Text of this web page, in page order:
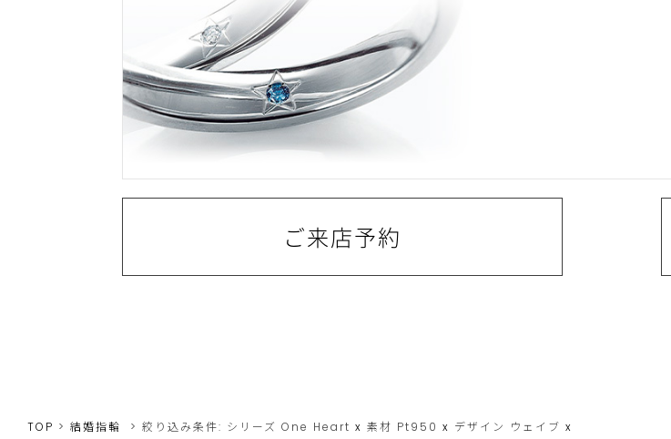
ご来店予約
TOP 結婚指輪 絞り込み条件: シリーズ One Heart x 素材 Pt950 x デザイン ウェイブ x